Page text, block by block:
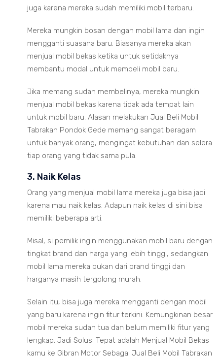
juga karena mereka sudah memiliki mobil terbaru.
Mereka mungkin bosan dengan mobil lama dan ingin
mengganti suasana baru. Biasanya mereka akan
menjual mobil bekas ketika untuk setidaknya
membantu modal untuk membeli mobil baru.
Jika memang sudah membelinya, mereka mungkin
menjual mobil bekas karena tidak ada tempat lain
untuk mobil baru. Alasan melakukan Jual Beli Mobil
Tabrakan Pondok Gede memang sangat beragam
untuk banyak orang, mengingat kebutuhan dan selera
tiap orang yang tidak sama pula.
3. Naik Kelas
Orang yang menjual mobil lama mereka juga bisa jadi
karena mau naik kelas. Adapun naik kelas di sini bisa
memiliki beberapa arti.
Misal, si pemilik ingin menggunakan mobil baru dengan
tingkat brand dan harga yang lebih tinggi, sedangkan
mobil lama mereka bukan dari brand tinggi dan
harganya masih tergolong murah.
Selain itu, bisa juga mereka mengganti dengan mobil
yang baru karena ingin fitur terkini. Kemungkinan besar
mobil mereka sudah tua dan belum memiliki fitur yang
lengkap. Jadi Solusi Tepat adalah Menjual Mobil Bekas
kamu ke Gibran Motor Sebagai Jual Beli Mobil Tabrakan